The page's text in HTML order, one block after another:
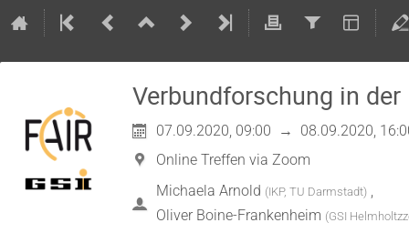
Verbundforschung in
07.09.2020, 09:00 →
08.09.2020,
Online Treffen via Zoom
Michaela Arnold (IKP, TU Darmstadt)
Oliver Boine-Frankenheim (GSI